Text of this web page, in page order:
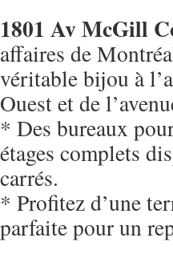
1801 Av McGill
affaires de
véritable bijou à
Ouest et de
* Des bureaux
étages complets
carrés.
* Profitez d’une
parfaite pour un